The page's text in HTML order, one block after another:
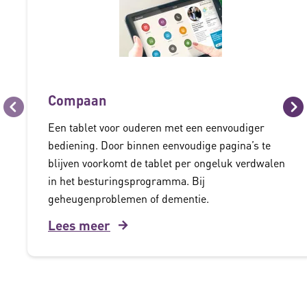
Vorige
Compaan
Een tablet voor ouderen met een eenvoudiger
bediening. Door binnen eenvoudige pagina’s te
blijven voorkomt de tablet per ongeluk verdwalen
in het besturingsprogramma. Bij
geheugenproblemen of dementie.
Lees meer